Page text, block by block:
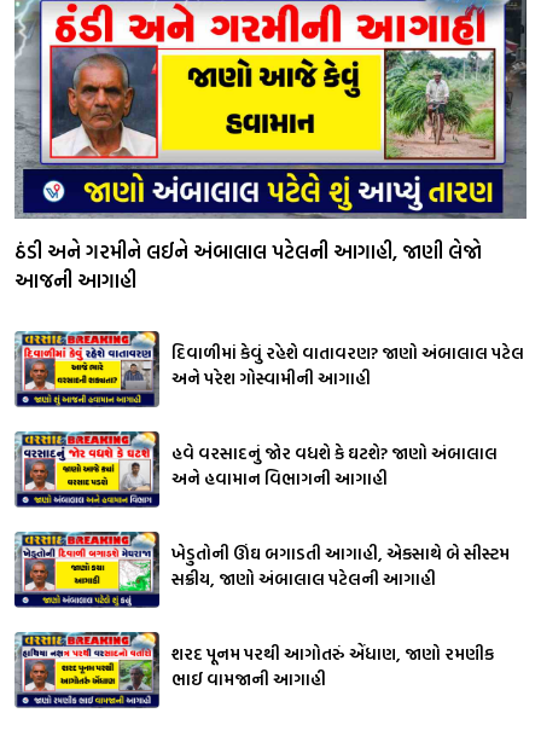
ઠંડી અને ગરમીને લઈને અંબાલાલ પટેલની આગાહી, જાણી લેજો
આજની આગાહી
દિવાળીમાં કેવું રહેશે વાતાવરણ? જાણો અંબાલાલ પટેલ
અને પરેશ ગોસ્વામીની આગાહી
હવે વરસાદનું જોર વધશે કે ઘટશે? જાણો અંબાલાલ
અને હવામાન વિભાગની આગાહી
ખેડુતોની ઊંઘ બગાડતી આગાહી, એકસાથે બે સીસ્ટમ
સક્રીય, જાણો અંબાલાલ પટેલની આગાહી
શરદ પૂનમ પરથી આગોતરું એંધાણ, જાણો રમણીક
ભાઈ વામજાની આગાહી